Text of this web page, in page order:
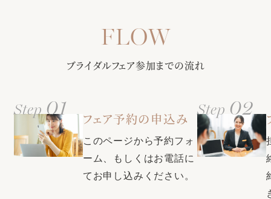
【口コミで衣裳満足度1位の式場★県内最大級衣裳サロンをご
案内】自由に選べる圧巻の300着。全国約40のグループ式場
から取り寄せ可能＆新たに話題の韓国ドレスや人気ブランド
ドレスも入荷！おふたりの運命の1着が見つかります♪
び頂ける料理はゲストからも大好評♪料理長との打ち合わせで
更に全館バリアフリー・親族控室・ゲスト控室・着付室（ヘ
クチコミで本番満足度1位・衣装満足度1位・コストパフォー
マンス部門1位の式場に選ばれた同会場。素敵な結婚式をお得
に叶える特典も充実♪お気軽にプランナーにお問い合わせくだ
さい。
ブライダルフェア参加までの流れ
Step 01 フェア予約の申込み
このページから予約フォ
ーム、もしくはお電話に
てお申し込みください。
Step 02